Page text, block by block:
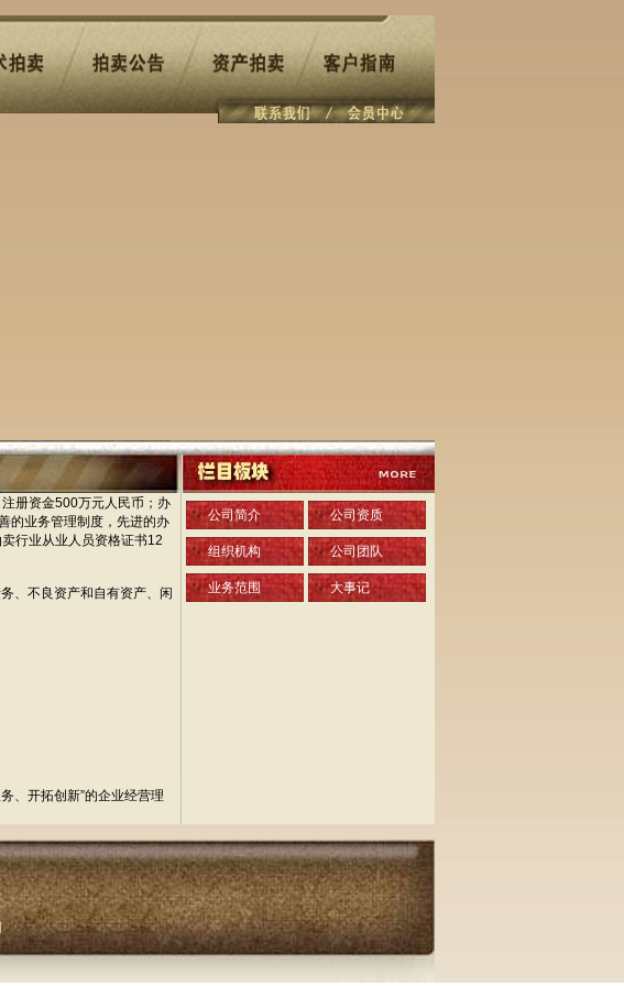
册资金500万元人民币；办
的业务管理制度，先进的办
行业从业人员资格证书12
、不良资产和自有资产、闲
、开拓创新”的企业经营理
公司简介 公司资质
组织机构 公司团队
业务范围 大事记